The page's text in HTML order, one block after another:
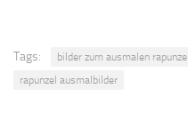
Tags: bilder zum ausmalen rapunzel
rapunzel ausmalbilder